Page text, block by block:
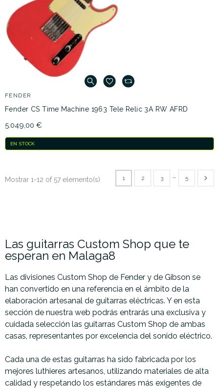
FENDER
Fender CS Time Machine 1963 Tele Relic 3A RW AFRD
5.049,00 €
EN STOCK
Mostrar 1-12 of 57 elemento(s) 1 2 3 … 5
Las guitarras Custom Shop que te
esperan en Malaga8
Las divisiones Custom Shop de Fender y de Gibson se
han convertido en una referencia en el ámbito de la
elaboración artesanal de guitarras eléctricas. Y en esta
sección de nuestra web podrás entrarás una exclusiva y
cuidada selección las guitarras Custom Shop de ambas
casas, representantes por excelencia del sonido eléctrico.
Cada una de estas guitarras ha sido fabricada por los
mejores luthieres artesanos, utilizando materiales de alta
calidad y respetando los estándares más exigentes de